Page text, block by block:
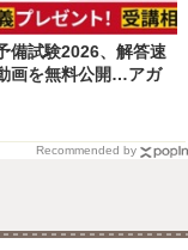
備試験2026、解答速
画を無料公開…アガ
Recommended by